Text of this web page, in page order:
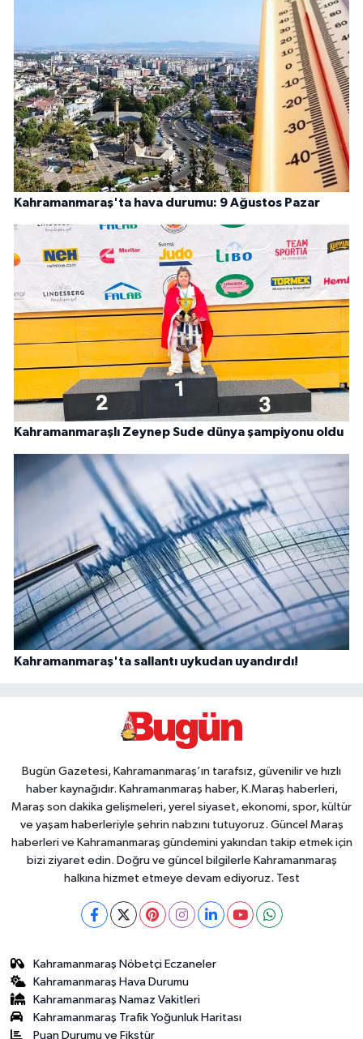
Kahramanmaraş'ta hava durumu: 9 Ağustos Pazar
Kahramanmaraşlı Zeynep Sude dünya şampiyonu oldu
Kahramanmaraş'ta sallantı uykudan uyandırdı!
Bugün Gazetesi, Kahramanmaraş’ın tarafsız, güvenilir ve hızlı
haber kaynağıdır. Kahramanmaraş haber, K.Maraş haberleri,
Maraş son dakika gelişmeleri, yerel siyaset, ekonomi, spor, kültür
ve yaşam haberleriyle şehrin nabzını tutuyoruz. Güncel Maraş
haberleri ve Kahramanmaraş gündemini yakından takip etmek için
bizi ziyaret edin. Doğru ve güncel bilgilerle Kahramanmaraş
halkına hizmet etmeye devam ediyoruz. Test
Kahramanmaraş Nöbetçi Eczaneler
Kahramanmaraş Hava Durumu
Kahramanmaraş Namaz Vakitleri
Kahramanmaraş Trafik Yoğunluk Haritası
Puan Durumu ve Fikstür